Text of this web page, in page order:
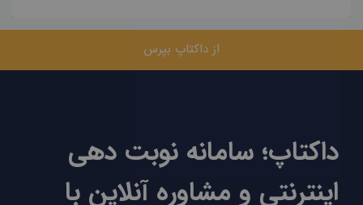
از داکتاپ بپرس
داکتاپ؛ سامانه نوبت دهی
اینترنتی و مشاوره آنلاین با